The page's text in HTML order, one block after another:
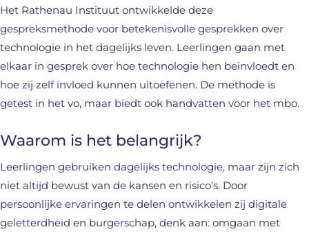
Het Rathenau Instituut ontwikkelde deze
gespreksmethode voor betekenisvolle gesprekken over
technologie in het dagelijks leven. Leerlingen gaan met
elkaar in gesprek over hoe technologie hen beïnvloedt en
hoe zij zelf invloed kunnen uitoefenen. De methode is
getest in het vo, maar biedt ook handvatten voor het mbo.
Waarom is het belangrijk?
Leerlingen gebruiken dagelijks technologie, maar zijn zich
niet altijd bewust van de kansen en risico’s. Door
persoonlijke ervaringen te delen ontwikkelen zij digitale
geletterdheid en burgerschap, denk aan: omgaan met